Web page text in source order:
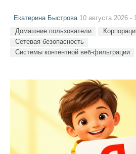
Екатерина Быстрова 10 августа 2026 -
Домашние пользователи
Сетевая безопасность
Системы контентной веб-фильтрации